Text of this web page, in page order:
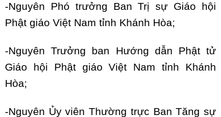
-Nguyên Phó trưởng Ban Trị sự Giáo hội
Phật giáo Việt Nam tỉnh Khánh Hòa;
-Nguyên Trưởng ban Hướng dẫn Phật tử
Giáo hội Phật giáo Việt Nam tỉnh Khánh
Hòa;
-Nguyên Ủy viên Thường trực Ban Tăng sự